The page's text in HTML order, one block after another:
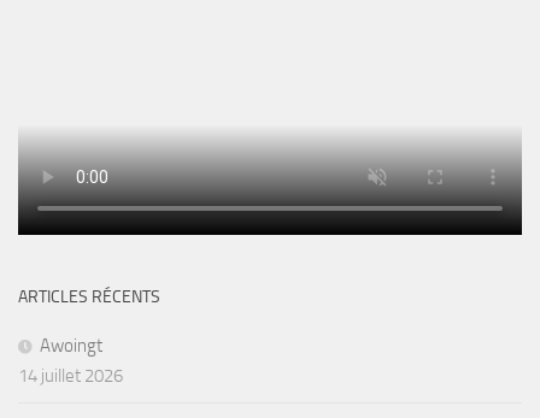
ARTICLES RÉCENTS
Awoingt
14 juillet 2026